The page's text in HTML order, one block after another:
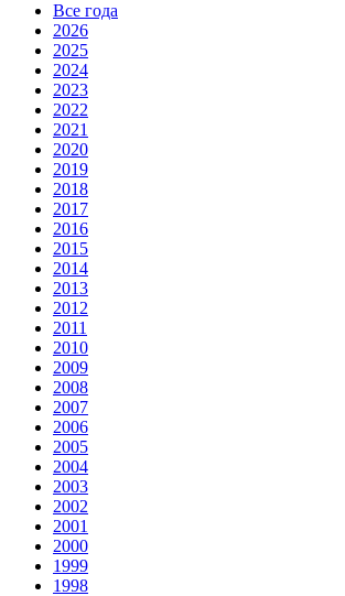
Все года
2026
2025
2024
2023
2022
2021
2020
2019
2018
2017
2016
2015
2014
2013
2012
2011
2010
2009
2008
2007
2006
2005
2004
2003
2002
2001
2000
1999
1998